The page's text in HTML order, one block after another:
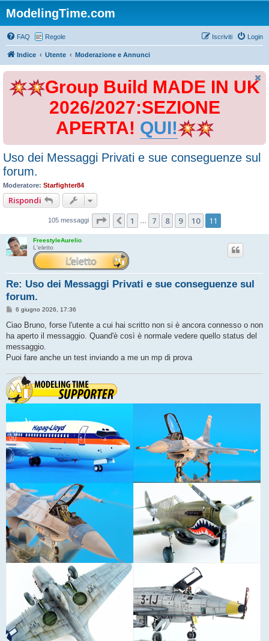
ModelingTime.com
FAQ Regole Login
Iscriviti
Indice Utente Moderazione e Annunci
Group Build MADE IN UK
2026/2027:SEZIONE
APERTA! QUI!
Uso dei Messaggi Privati e sue conseguenze sul
forum.
Moderatore: Starfighter84
Rispondi
105 messaggi Pagina di11
Precedente
1 7 8 9 10 11
FreestyleAurelio
L'eletto
Re: Uso dei Messaggi Privati e sue conseguenze sul
forum.
M
s
a
g
i
6 giugno 2026, 17:36
Ciao Bruno, forse l'utente a cui hai scritto non si è ancora connesso o non
ha aperto il messaggio. Quand'è così è normale vedere quello status del
messaggio.
Puoi fare anche un test inviando a me un mp di prova